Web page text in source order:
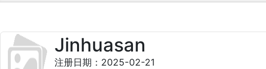
Jinhuasan
注册日期：2025-02-21